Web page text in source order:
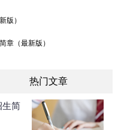
版）
章（最新版）
热门文章
生简